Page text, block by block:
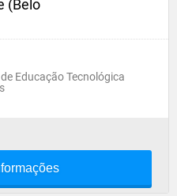
(Belo
Educação Tecnológica